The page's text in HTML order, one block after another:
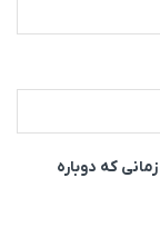
که دوباره